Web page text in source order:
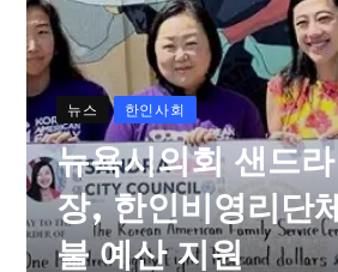
뉴스 한인사회
뉴욕시의회 샌드
장, 한인비영리단
불 예산 지원